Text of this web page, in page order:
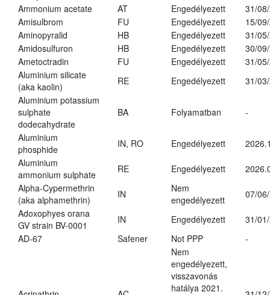
Ammonium acetate
AT Engedélyezett
31/
Amisulbrom
FU Engedélyezett
15/
Aminopyralid
HB Engedélyezett
31/
Amidosulfuron
HB Engedélyezett
30/
Ametoctradin
FU Engedélyezett
31/
Aluminium silicate
(aka kaolin)
RE Engedélyezett
31/
Aluminium potassium
sulphate
dodecahydrate
BA Folyamatban -
Aluminium
phosphide
IN, RO Engedélyezett
Aluminium
ammonium sulphate
RE Engedélyezett
Alpha-Cypermethrin
(aka alphamethrin)
IN
Nem
engedélyezett
07/
Adoxophyes orana
GV strain BV-0001
IN Engedélyezett
31/
AD-67
Safener Not PPP -
Nem
engedélyezett,
visszavonás
hatálya 2021.